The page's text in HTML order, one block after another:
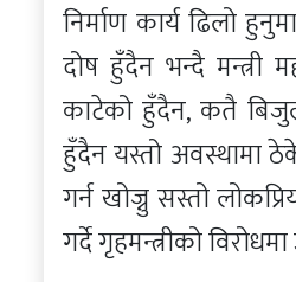
निर्माण कार्य ढिलो
दोष हुँदैन भन्दै
काटेको हुँदैन, कतै
हुँदैन यस्तो अवस्थामा
गर्न खोज्नु सस्तो
गर्दे गृहमन्त्रीको